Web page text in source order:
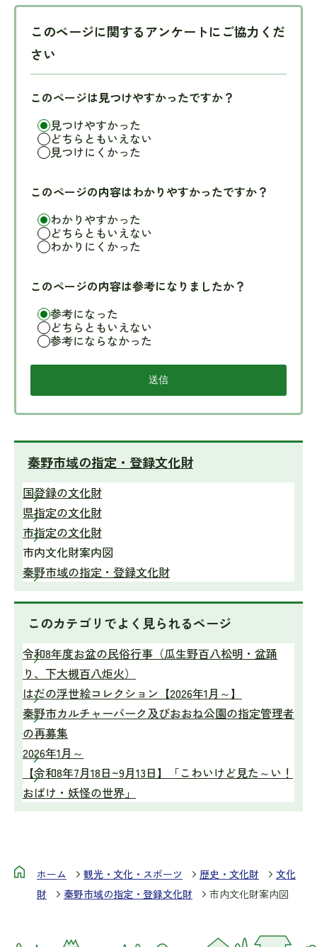
このページに関するアンケートにご協力くだ
さい
このページは見つけやすかったですか？
見つけやすかった
どちらともいえない
見つけにくかった
このページの内容はわかりやすかったですか？
わかりやすかった
どちらともいえない
わかりにくかった
このページの内容は参考になりましたか？
参考になった
どちらともいえない
参考にならなかった
秦野市域の指定・登録文化財
国登録の文化財
県指定の文化財
市指定の文化財
市内文化財案内図
秦野市域の指定・登録文化財
このカテゴリでよく見られるページ
令和8年度お盆の民俗行事（瓜生野百八松明・盆踊
り、下大槻百八炬火）
はだの浮世絵コレクション【2026年1月～】
秦野市カルチャーパーク及びおおね公園の指定管理者
の再募集
2026年1月～
【令和8年7月18日~9月13日】「こわいけど見た～い！
おばけ・妖怪の世界」
ホーム 観光・文化・スポーツ 歴史・文化財
文化
財
秦野市域の指定・登録文化財 市内文化財案内図